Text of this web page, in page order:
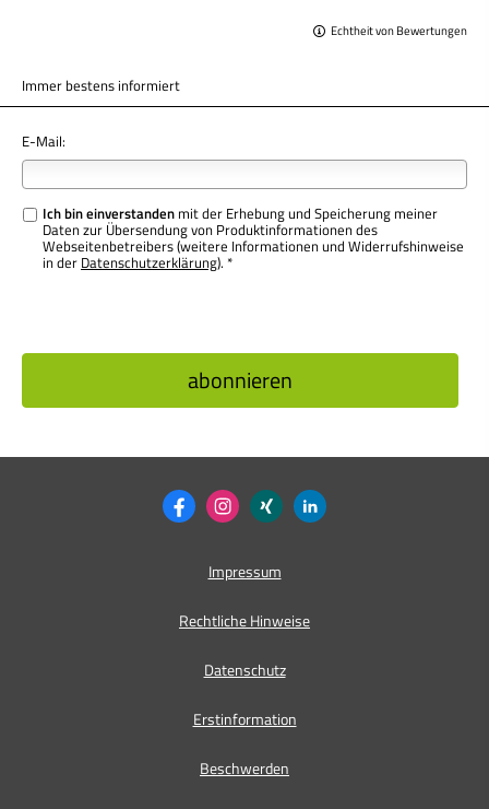
Echtheit von Bewertungen
Immer bestens informiert
E-Mail:
Ich bin einverstanden mit der Erhebung und Speicherung meiner
Daten zur Übersendung von Produktinformationen des
Webseitenbetreibers (weitere Informationen und Widerrufshinweise
in der Datenschutzerklärung). *
Impressum
Rechtliche Hinweise
Datenschutz
Erstinformation
Beschwerden